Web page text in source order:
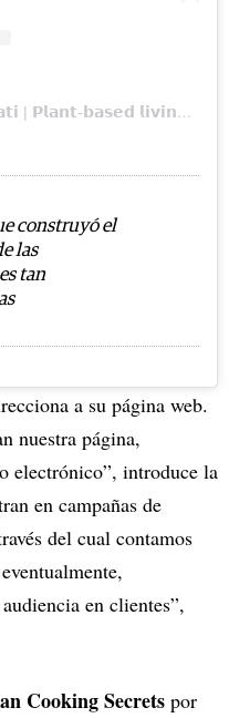
Una publicación compartida de 𝗧𝗮𝘁𝗶 | 𝗣𝗹𝗮𝗻𝘁-𝗯𝗮𝘀𝗲𝗱 𝗹𝗶𝘃𝗶𝗻𝗴 🌱 (@tativegancooking)
construyó el
las
tan
a su página web.
nuestra página,
electrónico”, introduce la
en campañas de
del cual contamos
en clientes”,
Cooking Secrets por